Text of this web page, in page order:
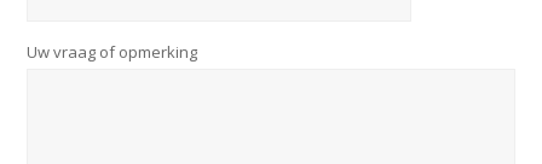
Uw vraag of opmerking